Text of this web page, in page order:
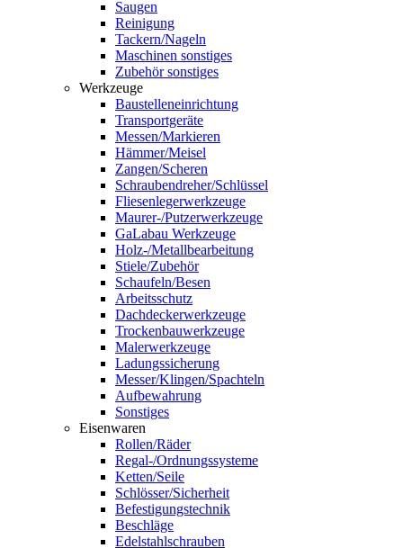
Saugen
Reinigung
Tackern/Nageln
Maschinen sonstiges
Zubehör sonstiges
Werkzeuge
Baustelleneinrichtung
Transportgeräte
Messen/Markieren
Hämmer/Meisel
Zangen/Scheren
Schraubendreher/Schlüssel
Fliesenlegerwerkzeuge
Maurer-/Putzerwerkzeuge
GaLabau Werkzeuge
Holz-/Metallbearbeitung
Stiele/Zubehör
Schaufeln/Besen
Arbeitsschutz
Dachdeckerwerkzeuge
Trockenbauwerkzeuge
Malerwerkzeuge
Ladungssicherung
Messer/Klingen/Spachteln
Aufbewahrung
Sonstiges
Eisenwaren
Rollen/Räder
Regal-/Ordnungssysteme
Ketten/Seile
Schlösser/Sicherheit
Befestigungstechnik
Beschläge
Edelstahlschrauben